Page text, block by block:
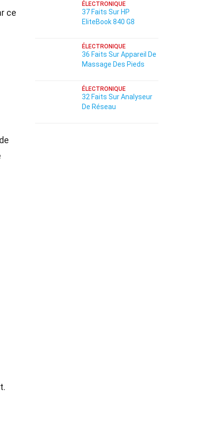
ce
ÉLECTRONIQUE
37 Faits Sur HP
EliteBook 840 G8
ÉLECTRONIQUE
36 Faits Sur Appareil De
Massage Des Pieds
ÉLECTRONIQUE
32 Faits Sur Analyseur
De Réseau